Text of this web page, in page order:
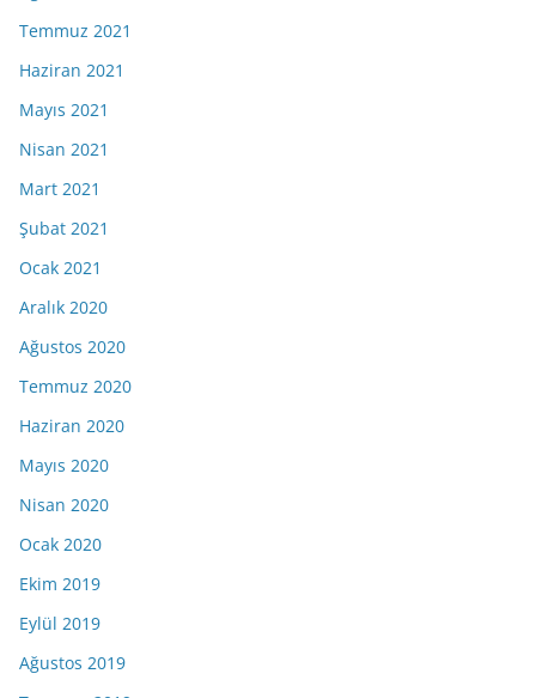
Temmuz 2021
Haziran 2021
Mayıs 2021
Nisan 2021
Mart 2021
Şubat 2021
Ocak 2021
Aralık 2020
Ağustos 2020
Temmuz 2020
Haziran 2020
Mayıs 2020
Nisan 2020
Ocak 2020
Ekim 2019
Eylül 2019
Ağustos 2019